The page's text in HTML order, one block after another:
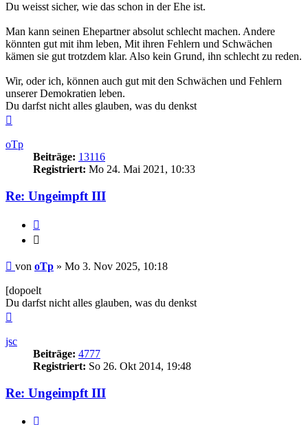
Du weisst sicher, wie das schon in der Ehe ist.
Man kann seinen Ehepartner absolut schlecht machen. Andere
könnten gut mit ihm leben, Mit ihren Fehlern und Schwächen
kämen sie gut trotzdem klar. Also kein Grund, ihn schlecht zu reden.
Wir, oder ich, können auch gut mit den Schwächen und Fehlern
unserer Demokratien leben.
Du darfst nicht alles glauben, was du denkst
oTp
Beiträge: 13116
Registriert: Mo 24. Mai 2021, 10:33
Re: Ungeimpft III
Beitrag
von oTp » Mo 3. Nov 2025, 10:18
[dopoelt
Du darfst nicht alles glauben, was du denkst
jsc
Beiträge: 4777
Registriert: So 26. Okt 2014, 19:48
Re: Ungeimpft III